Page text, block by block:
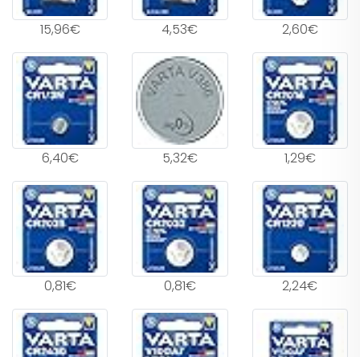
15,96€ 4,53€ 2,60€
6,40€ 5,32€ 1,29€
0,81€ 0,81€ 2,24€